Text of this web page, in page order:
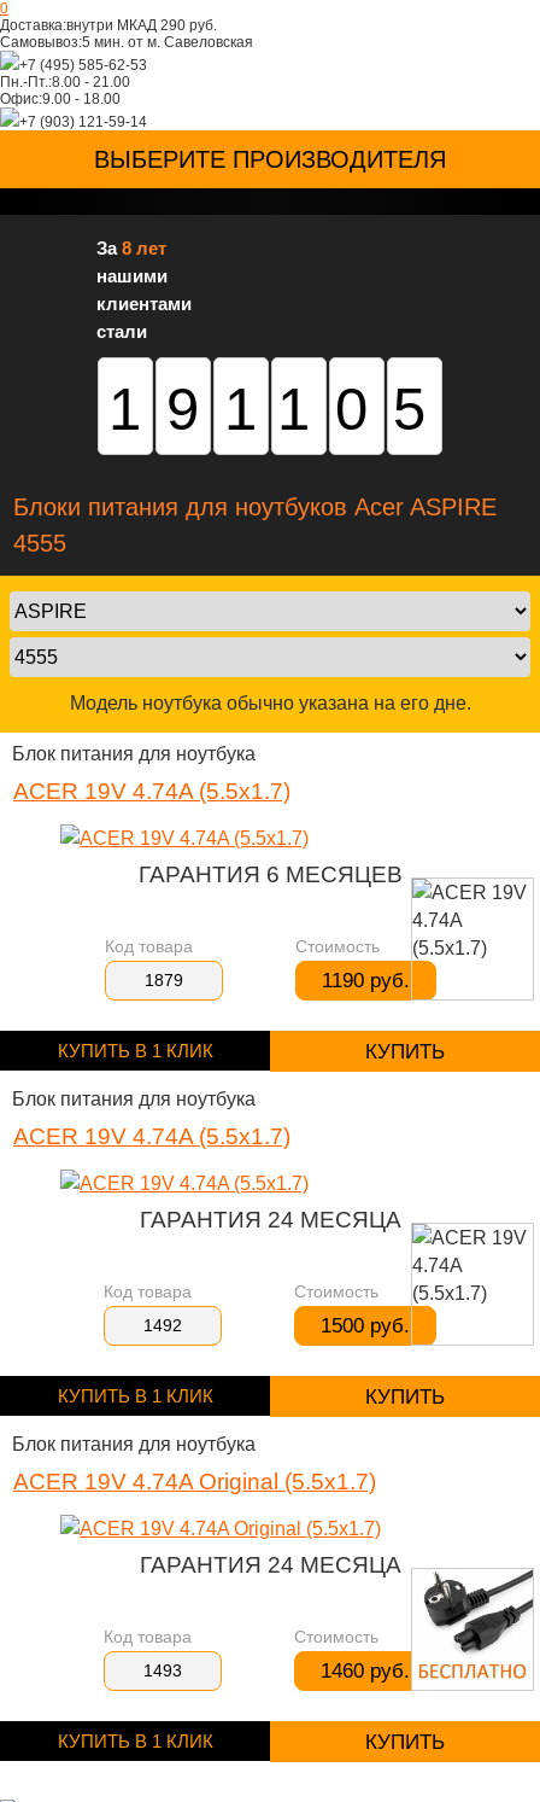
0
Доставка:внутри МКАД 290 руб.
Самовывоз:5 мин. от м. Савеловская
+7 (495) 585-62-53
Пн.-Пт.:8.00 - 21.00
Офис:9.00 - 18.00
+7 (903) 121-59-14
ВЫБЕРИТЕ ПРОИЗВОДИТЕЛЯ
За8 лет
нашими
клиентами
стали
191105
Блоки питания для ноутбуков Acer ASPIRE
4555
Модель ноутбука обычно указана на его дне.
Блок питания для ноутбука
ACER 19V 4.74A (5.5x1.7)
ГАРАНТИЯ 6 МЕСЯЦЕВ
Код товара
1879
Стоимость
1190 руб.
КУПИТЬ В 1 КЛИК КУПИТЬ
Блок питания для ноутбука
ACER 19V 4.74A (5.5x1.7)
ГАРАНТИЯ 24 МЕСЯЦА
Код товара
1492
Стоимость
1500 руб.
КУПИТЬ В 1 КЛИК КУПИТЬ
Блок питания для ноутбука
ACER 19V 4.74A Original (5.5x1.7)
ГАРАНТИЯ 24 МЕСЯЦА
Код товара
1493
Стоимость
1460 руб.
КУПИТЬ В 1 КЛИК КУПИТЬ